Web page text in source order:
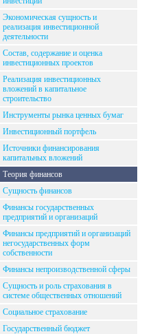
Экономическая сущность и
реализация инвестиционной
деятельности
Состав, содержание и оценка
инвестиционных проектов
Реализация инвестиционных
вложений в капитальное
строительство
Инструменты рынка ценных бумаг
Инвестиционный портфель
Источники финансирования
капитальных вложений
Теория финансов
Сущность финансов
Финансы государственных
предприятий и организаций
Финансы предприятий и организаций
негосударственных форм
собственности
Финансы непроизводственной сферы
Сущность и роль страхования в
системе общественных отношений
Социальное страхование
Государственный бюджет